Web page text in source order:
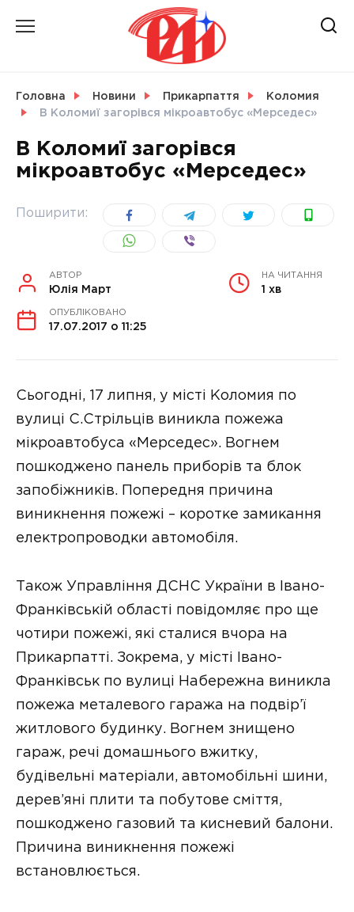
УКРАЇНА
Головна Новини Прикарпаття
Коломия
В Коломиї загорівся мікроавтобус «Мерседес»
В Коломиї загорівся
мікроавтобус «Мерседес»
Поширити:
АВТОР
Юлія Март
НА ЧИТАННЯ
1 хв
ОПУБЛІКОВАНО
17.07.2017 о 11:25
Сьогодні, 17 липня, у місті Коломия по
вулиці С.Стрільців виникла пожежа
мікроавтобуса «Мерседес». Вогнем
пошкоджено панель приборів та блок
запобіжників. Попередня причина
виникнення пожежі – коротке замикання
електропроводки автомобіля.
Також Управління ДСНС України в Івано-
Франківській області повідомляє про ще
чотири пожежі, які сталися вчора на
Прикарпатті. Зокрема, у місті Івано-
Франківськ по вулиці Набережна виникла
пожежа металевого гаража на подвір’ї
житлового будинку. Вогнем знищено
гараж, речі домашнього вжитку,
будівельні матеріали, автомобільні шини,
дерев’яні плити та побутове сміття,
пошкоджено газовий та кисневий балони.
Причина виникнення пожежі
встановлюється.